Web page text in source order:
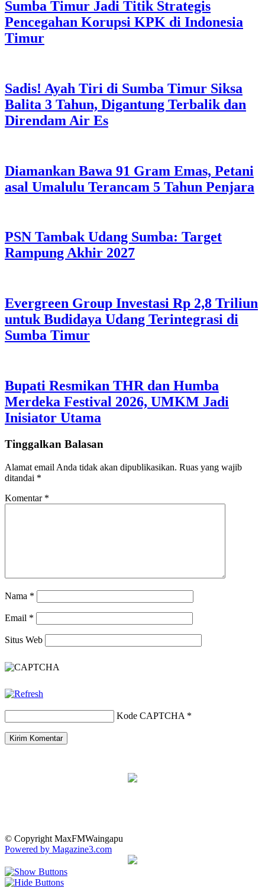
Sumba Timur Jadi Titik Strategis
Pencegahan Korupsi KPK di Indonesia
Timur
Sadis! Ayah Tiri di Sumba Timur Siksa
Balita 3 Tahun, Digantung Terbalik dan
Direndam Air Es
Diamankan Bawa 91 Gram Emas, Petani
asal Umalulu Terancam 5 Tahun Penjara
PSN Tambak Udang Sumba: Target
Rampung Akhir 2027
Evergreen Group Investasi Rp 2,8 Triliun
untuk Budidaya Udang Terintegrasi di
Sumba Timur
Bupati Resmikan THR dan Humba
Merdeka Festival 2026, UMKM Jadi
Inisiator Utama
Tinggalkan Balasan
Alamat email Anda tidak akan dipublikasikan. Ruas yang wajib
ditandai *
Komentar *
Nama *
Email *
Situs Web
Kode CAPTCHA *
© Copyright MaxFMWaingapu
Powered by Magazine3.com